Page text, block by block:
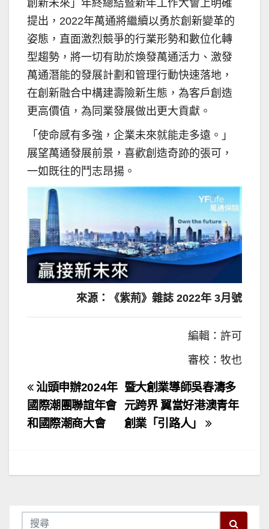
創新未來」年終總結暨新年工作大會上明確
提出，2022年萬通將繼續以勇於創新變革的
姿態，直面激烈競爭的行業形勢和數位化轉
型趨勢，將一切有助於煥發萬通活力、激發
萬通潛能的發展計劃和管理行動快速落地，
在創新融合中構建壽險新生態，為客戶創造
更高價值，為同業發展做出更大貢獻。
「使命感有多強，企業未來就能走多遠。」
展望萬通發展前景，喜歡創造奇跡的張可，
一如既往的鬥志昂揚。
來源：《紫荊》雜誌 2022年 3月號
編輯：許可
審校：牧也
文
章
導
暨大創業導師吳春濤多
元跨界 翼當好港澳青年
創業「引路人」
汕頭申辦2024年
國際潮團聯誼年會
和國際潮商大會